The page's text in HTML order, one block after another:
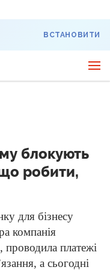
ВСТАНОВИТИ
блокують
робити,
для бізнесу
компанія
платежі
а сьогодні